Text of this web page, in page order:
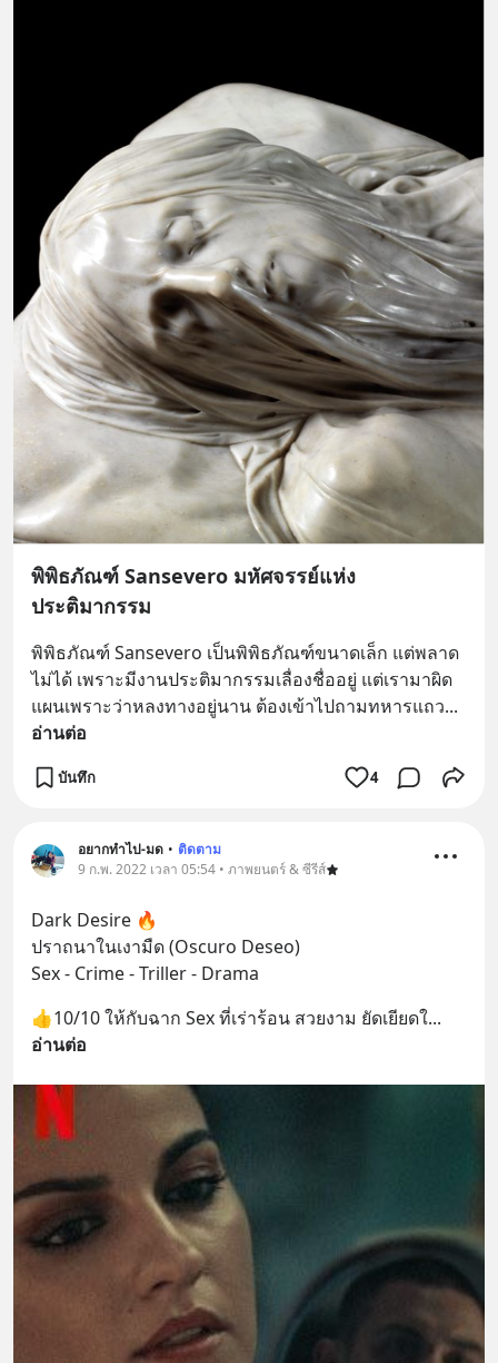
พิพิธภัณฑ์ Sansevero มหัศจรรย์แห่ง
ประติมากรรม
พิพิธภัณฑ์ Sansevero เป็นพิพิธภัณฑ์ขนาดเล็ก แต่พลาด
ไม่ได้ เพราะมีงานประติมากรรมเลื่องชื่ออยู่ แต่เรามาผิด
แผนเพราะว่าหลงทางอยู่นาน ต้องเข้าไปถามทหารแถว
อ่านต่อ
บันทึก 4
อยากทำไป-มด • ติดตาม
9 ก.พ. 2022 เวลา 05:54 • ภาพยนตร์ & ซีรีส์
Dark Desire 🔥
ปราถนาในเงามืด (Oscuro Deseo)
Sex - Crime - Triller - Drama
👍10/10 ให้กับฉาก Sex ที่เร่าร้อน สวยงาม ยัดเยียดใ
อ่านต่อ